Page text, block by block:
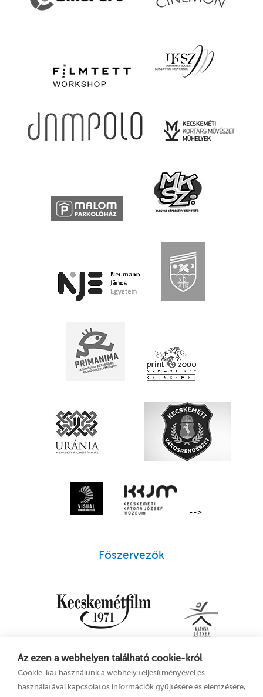
Az ezen a webhelyen található cookie-król
Cookie-kat használunk a webhely teljesítményével és
használatával kapcsolatos információk gyűjtésére és elemzésére,
-->
Főszervezők